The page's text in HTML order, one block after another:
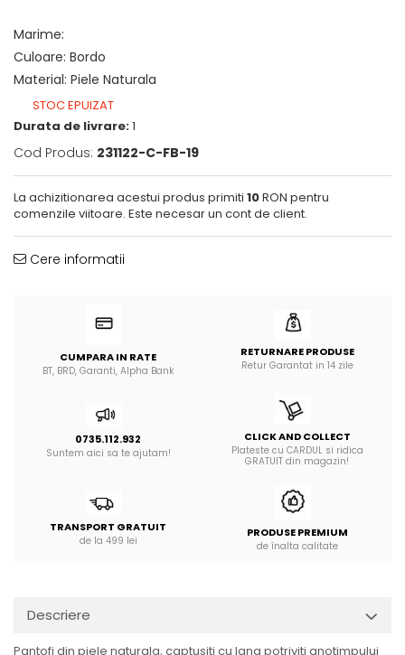
Marime:
Culoare: Bordo
Material: Piele Naturala
STOC EPUIZAT
Durata de livrare:1
Cod Produs: 231122-C-FB-19
La achizitionarea acestui produs primiti 10RON pentru
comenzile viitoare. Este necesar un cont de client.
Cere informatii
CUMPARA IN RATE
BT, BRD, Garanti, Alpha Bank
RETURNARE PRODUSE
Retur Garantat in 14 zile
0735.112.932
Suntem aici sa te ajutam!
CLICK AND COLLECT
Plateste cu CARDUL si ridica
GRATUIT din magazin!
TRANSPORT GRATUIT
de la 499 lei
PRODUSE PREMIUM
de înalta calitate
Descriere
Pantofi din piele naturala, captusiti cu lana potriviti anotimpului